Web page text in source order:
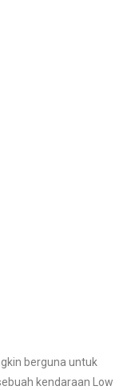
berguna untuk
kendaraan Low